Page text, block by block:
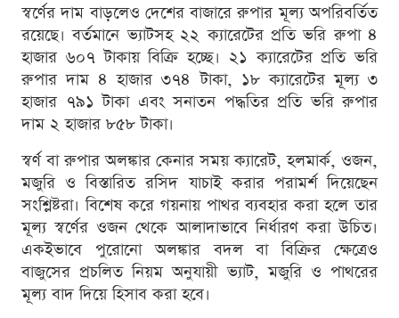
স্বর্ণের দাম বাড়লেও দেশের বাজারে রুপার মূল্য অপরিবর্তিত
রয়েছে। বর্তমানে ভ্যাটসহ ২২ ক্যারেটের প্রতি ভরি রুপা ৪
হাজার ৬০৭ টাকায় বিক্রি হচ্ছে। ২১ ক্যারেটের প্রতি ভরি
রুপার দাম ৪ হাজার ৩৭৪ টাকা, ১৮ ক্যারেটের মূল্য ৩
হাজার ৭৯১ টাকা এবং সনাতন পদ্ধতির প্রতি ভরি রুপার
দাম ২ হাজার ৮৫৮ টাকা।
স্বর্ণ বা রুপার অলঙ্কার কেনার সময় ক্যারেট, হলমার্ক, ওজন,
মজুরি ও বিস্তারিত রসিদ যাচাই করার পরামর্শ দিয়েছেন
সংশ্লিষ্টরা। বিশেষ করে গয়নায় পাথর ব্যবহার করা হলে তার
মূল্য স্বর্ণের ওজন থেকে আলাদাভাবে নির্ধারণ করা উচিত।
একইভাবে পুরোনো অলঙ্কার বদল বা বিক্রির ক্ষেত্রেও
বাজুসের প্রচলিত নিয়ম অনুযায়ী ভ্যাট, মজুরি ও পাথরের
মূল্য বাদ দিয়ে হিসাব করা হবে।